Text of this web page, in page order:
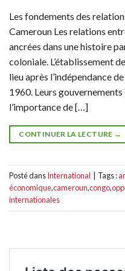
Les fondements des
Cameroun Les relations
ancrées dans une histoire
coloniale. L’établissement
lieu après l’indépendance
1960. Leurs
l’importance de […]
CONTINUER LA LECTURE →
Posté dansInternational Tags :
économique,cameroun,congo,
internationales